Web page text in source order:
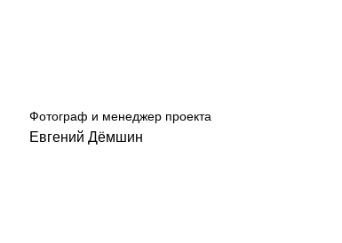
Фотограф и менеджер проекта
Евгений Дёмшин